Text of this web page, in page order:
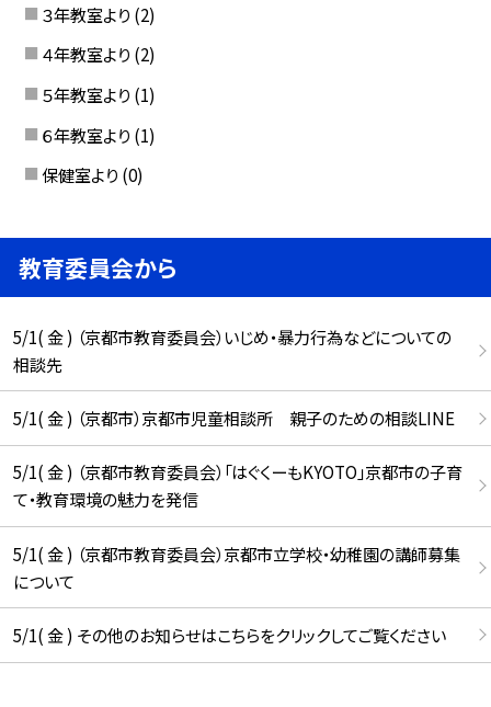
３年教室より (2)
４年教室より (2)
５年教室より (1)
６年教室より (1)
保健室より (0)
教育委員会から
5/1( 金 ) （京都市教育委員会）いじめ・暴力行為などについての
相談先
5/1( 金 ) （京都市）京都市児童相談所 親子のための相談LINE
5/1( 金 ) （京都市教育委員会）「はぐくーもKYOTO」京都市の子育
て・教育環境の魅力を発信
5/1( 金 ) （京都市教育委員会）京都市立学校・幼稚園の講師募集
について
5/1( 金 ) その他のお知らせはこちらをクリックしてご覧ください